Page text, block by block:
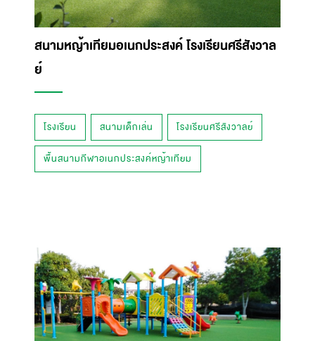
สนามหญ้าเทียมอเนกประสงค์ โรงเรียนศรีสังวาล
ย์
โรงเรียน สนามเด็กเล่น โรงเรียนศรีสังวาลย์
พื้นสนามกีฬาอเนกประสงค์หญ้าเทียม